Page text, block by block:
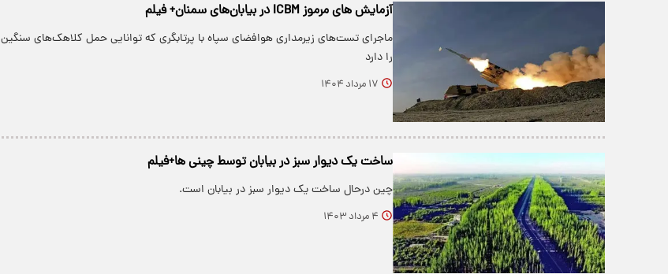
آزمایش های مرموز ICBM در بیابان‌های سمنان+ فیلم
ماجرای تست‌های زیرمداری هوافضای سپاه با پرتابگری که توانایی حمل کلاهک‌های سنگین
را دارد
۱۷ مرداد ۱۴۰۴
ساخت یک دیوار سبز در بیابان توسط چینی ها+فیلم
چین درحال ساخت یک دیوار سبز در بیابان است.
۴ مرداد ۱۴۰۳